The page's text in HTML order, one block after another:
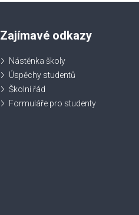
Zajímavé odkazy
Nástěnka školy
Úspěchy studentů
Školní řád
Formuláře pro studenty